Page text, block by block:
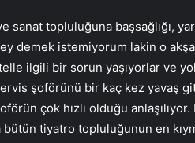
sanat topluluğuna başsağlığı,
demek istemiyorum lakin o
ilgili bir sorun yaşıyorlar ve
şoförünü bir kaç kez yavaş
çok hızlı olduğu
tiyatro topluluğunun en